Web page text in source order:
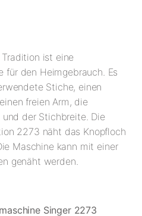
ist eine
für den Heimgebrauch. Es
Stiche, einen
freien Arm, die
und der Stichbreite. Die
2273 näht das Knopfloch
Maschine kann mit einer
genäht werden.
Singer 2273